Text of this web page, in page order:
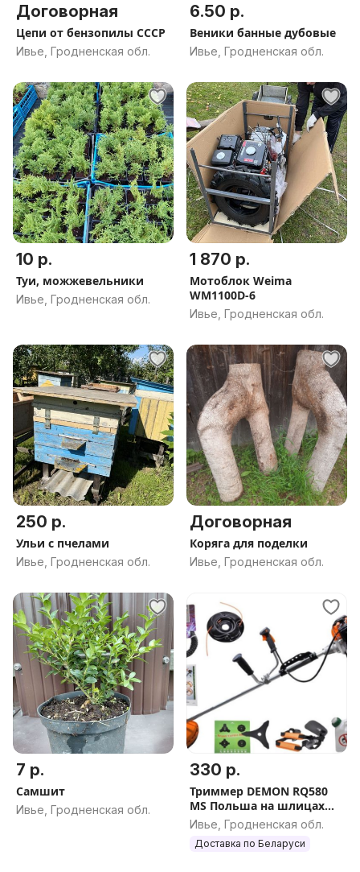
Договорная
Цепи от бензопилы СССР
Ивье, Гродненская обл.
6.50 р.
Веники банные дубовые
Ивье, Гродненская обл.
10 р.
Туи, можжевельники
Ивье, Гродненская обл.
1 870 р.
Мотоблок Weima
WM1100D-6
Ивье, Гродненская обл.
250 р.
Ульи с пчелами
Ивье, Гродненская обл.
Договорная
Коряга для поделки
Ивье, Гродненская обл.
7 р.
Самшит
Ивье, Гродненская обл.
330 р.
Триммер DEMON RQ580
MS Польша на шлицах
бензокоса коса
бензиновая
Ивье, Гродненская обл.
Доставка по Беларуси